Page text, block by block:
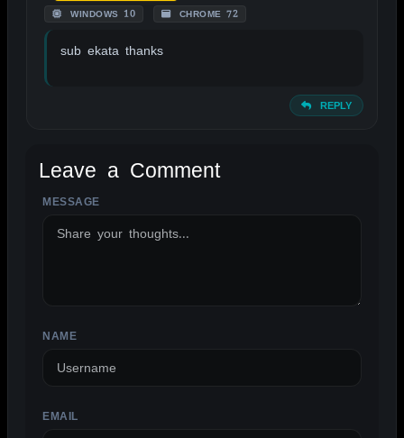
WINDOWS 10 CHROME 72
sub ekata thanks
REPLY
Leave a Comment
MESSAGE
NAME
EMAIL